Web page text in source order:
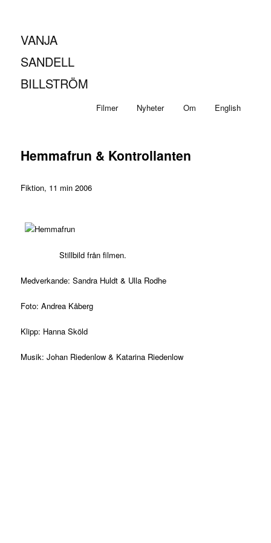
VANJA
SANDELL
BILLSTRÖM
huvudinnehåll
sekundärt
innehåll
English
Om
Nyheter
Filmer
Hemmafrun & Kontrollanten
Fiktion, 11 min 2006
Stillbild från filmen.
Medverkande: Sandra Huldt & Ulla Rodhe
Foto: Andrea Kåberg
Klipp: Hanna Sköld
Musik: Johan Riedenlow & Katarina Riedenlow